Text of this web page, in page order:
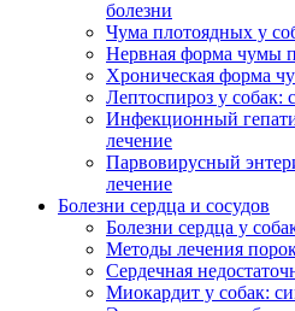
болезни
Чума плотоядных у
Нервная форма чумы
Хроническая форма
Лептоспироз у
Инфекционный
лечение
Парвовирусный
лечение
Болезни сердца и сосудов
Болезни сердца у
Методы лечения
Сердечная
Миокардит у собак: